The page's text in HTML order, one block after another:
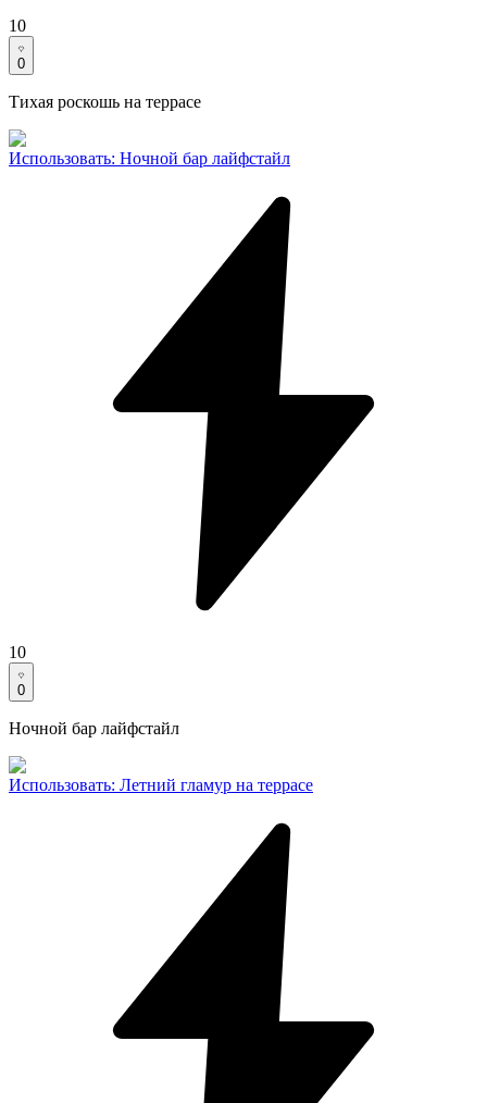
10
0
Тихая роскошь на террасе
Использовать: Ночной бар лайфстайл
10
0
Ночной бар лайфстайл
Использовать: Летний гламур на террасе